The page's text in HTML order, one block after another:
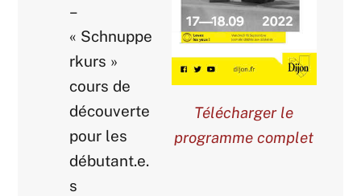
Télécharger le
programme complet
–
« Schnuppe
rkurs »
cours de
découverte
pour les
débutant.e.
s